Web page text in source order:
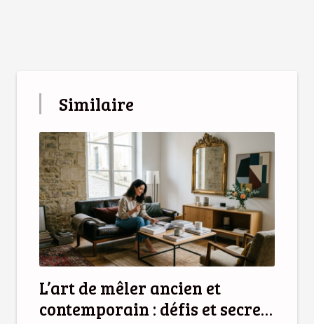
Similaire
L’art de mêler ancien et
contemporain : défis et secrets